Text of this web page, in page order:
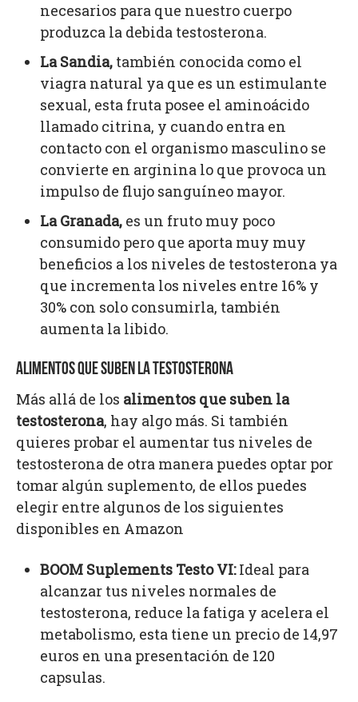
necesarios para que nuestro cuerpo
produzca la debida testosterona.
La Sandia, también conocida como el
viagra natural ya que es un estimulante
sexual, esta fruta posee el aminoácido
llamado citrina, y cuando entra en
contacto con el organismo masculino se
convierte en arginina lo que provoca un
impulso de flujo sanguíneo mayor.
La Granada, es un fruto muy poco
consumido pero que aporta muy muy
beneficios a los niveles de testosterona ya
que incrementa los niveles entre 16% y
30% con solo consumirla, también
aumenta la libido.
ALIMENTOS QUE SUBEN LA TESTOSTERONA
Más allá de los alimentos que suben la
testosterona, hay algo más. Si también
quieres probar el aumentar tus niveles de
testosterona de otra manera puedes optar por
tomar algún suplemento, de ellos puedes
elegir entre algunos de los siguientes
disponibles en Amazon
BOOM Suplements Testo VI:Ideal para
alcanzar tus niveles normales de
testosterona, reduce la fatiga y acelera el
metabolismo, esta tiene un precio de 14,97
euros en una presentación de 120
capsulas.